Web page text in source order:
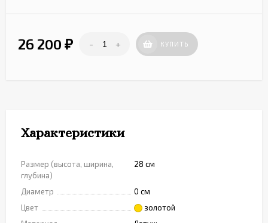
26 200 ₽ - + КУПИТЬ
Характеристики
Размер (высота, ширина,
глубина)
28 см
Диаметр
0 см
Цвет
золотой